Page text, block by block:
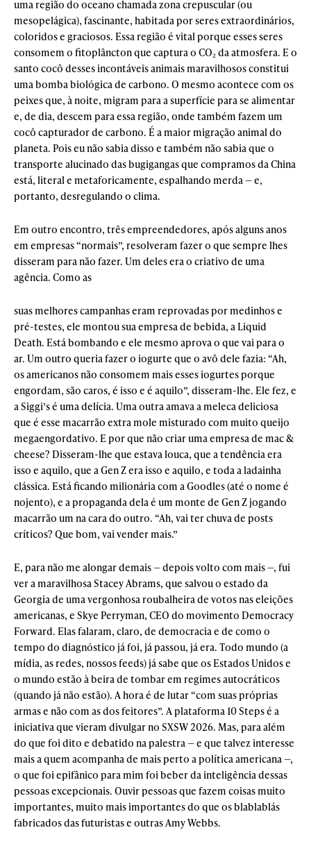
uma região do oceano chamada zona crepuscular (ou
mesopelágica), fascinante, habitada por seres extraordinários,
coloridos e graciosos. Essa região é vital porque esses seres
consomem o fitoplâncton que captura o CO₂ da atmosfera. E o
santo cocô desses incontáveis animais maravilhosos constitui
uma bomba biológica de carbono. O mesmo acontece com os
peixes que, à noite, migram para a superfície para se alimentar
e, de dia, descem para essa região, onde também fazem um
cocô capturador de carbono. É a maior migração animal do
planeta. Pois eu não sabia disso e também não sabia que o
transporte alucinado das bugigangas que compramos da China
está, literal e metaforicamente, espalhando merda — e,
portanto, desregulando o clima.
Em outro encontro, três empreendedores, após alguns anos
em empresas “normais”, resolveram fazer o que sempre lhes
disseram para não fazer. Um deles era o criativo de uma
agência. Como as
suas melhores campanhas eram reprovadas por medinhos e
pré-testes, ele montou sua empresa de bebida, a Liquid
Death. Está bombando e ele mesmo aprova o que vai para o
ar. Um outro queria fazer o iogurte que o avô dele fazia: “Ah,
os americanos não consomem mais esses iogurtes porque
engordam, são caros, é isso e é aquilo”, disseram-lhe. Ele fez, e
a Siggi’s é uma delícia. Uma outra amava a meleca deliciosa
que é esse macarrão extra mole misturado com muito queijo
megaengordativo. E por que não criar uma empresa de mac &
cheese? Disseram-lhe que estava louca, que a tendência era
isso e aquilo, que a Gen Z era isso e aquilo, e toda a ladainha
clássica. Está ficando milionária com a Goodles (até o nome é
nojento), e a propaganda dela é um monte de Gen Z jogando
macarrão um na cara do outro. “Ah, vai ter chuva de posts
críticos? Que bom, vai vender mais.”
E, para não me alongar demais — depois volto com mais —, fui
ver a maravilhosa Stacey Abrams, que salvou o estado da
Georgia de uma vergonhosa roubalheira de votos nas eleições
americanas, e Skye Perryman, CEO do movimento Democracy
Forward. Elas falaram, claro, de democracia e de como o
tempo do diagnóstico já foi, já passou, já era. Todo mundo (a
mídia, as redes, nossos feeds) já sabe que os Estados Unidos e
o mundo estão à beira de tombar em regimes autocráticos
(quando já não estão). A hora é de lutar “com suas próprias
armas e não com as dos feitores”. A plataforma 10 Steps é a
iniciativa que vieram divulgar no SXSW 2026. Mas, para além
do que foi dito e debatido na palestra — e que talvez interesse
mais a quem acompanha de mais perto a política americana —,
o que foi epifânico para mim foi beber da inteligência dessas
pessoas excepcionais. Ouvir pessoas que fazem coisas muito
importantes, muito mais importantes do que os blablablás
fabricados das futuristas e outras Amy Webbs.